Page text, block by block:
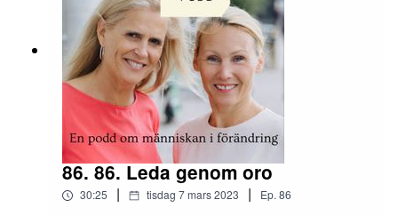
86. 86. Leda genom oro
30:25 | tisdag 7 mars 2023 | Ep. 86